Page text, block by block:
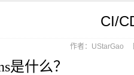
CI/
作者：UStarGao
是什么？